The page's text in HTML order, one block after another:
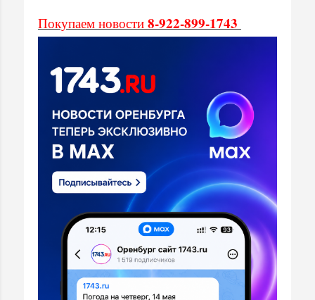
Покупаем новости 8-922-899-1743